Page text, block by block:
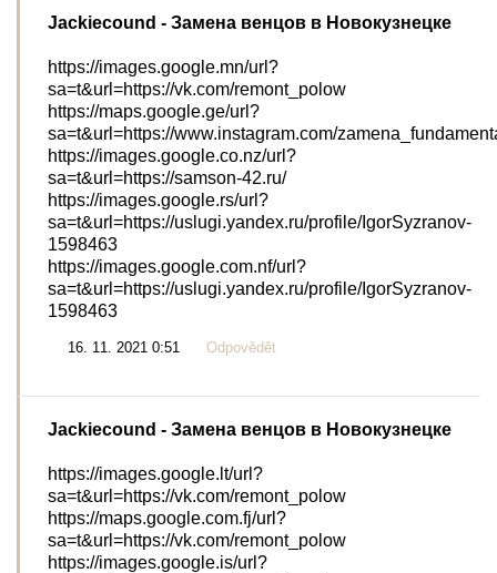
Jackiecound - Замена венцов в Новокузнецке
https://images.google.mn/url?
sa=t&url=https://vk.com/remont_polow
https://maps.google.ge/url?
sa=t&url=https://www.instagram.com/
https://images.google.co.nz/url?
sa=t&url=https://samson-42.ru/
https://images.google.rs/url?
sa=t&url=https://uslugi.yandex.ru/profile/IgorSyzranov-
1598463
https://images.google.com.nf/url?
sa=t&url=https://uslugi.yandex.ru/profile/IgorSyzranov-
1598463
16. 11. 2021 0:51 Odpovědět
Jackiecound - Замена венцов в Новокузнецке
https://images.google.lt/url?
sa=t&url=https://vk.com/remont_polow
https://maps.google.com.fj/url?
sa=t&url=https://vk.com/remont_polow
https://images.google.is/url?